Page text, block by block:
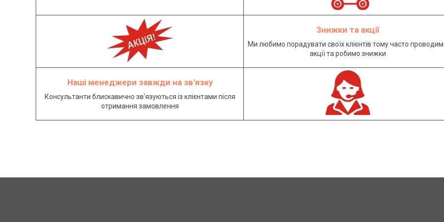
Знижки та акції
Ми любимо порадувати своїх клієнтів тому часто
акції та робимо знижки
Наші менеджери завжди на зв'язку
Консультанти блискавично зв'язуються із клієнтами після
отримання замовлення